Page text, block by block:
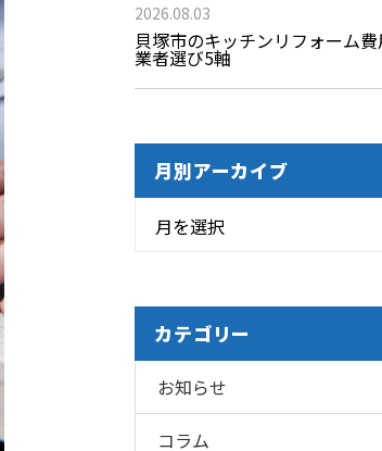
2026.08.03
貝塚市のキッチンリフォーム費
業者選び5軸
月別アーカイブ
月を選択
カテゴリー
お知らせ
コラム